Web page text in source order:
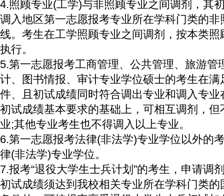
4.照顾专业(工学)与非照顾专业之间调剂，其
调入地区第一志愿报考专业所在学科门类的
线。考生在工学照顾专业之间调剂，按本类
执行。
5.第一志愿报考工商管理、公共管理、旅游管
计、图书情报、审计专业学位硕士的考生在
件、且初试成绩同时符合调出专业和调入专
初试成绩基本要求的基础上，可相互调剂，但
业;其他专业考生也不得调入以上专业。
6.第一志愿报考法律(非法学)专业学位以外的
律(非法学)专业学位。
7.报考“退役大学生士兵计划”的考生，申请调
初试成绩须达到我校相关专业所在学科门类